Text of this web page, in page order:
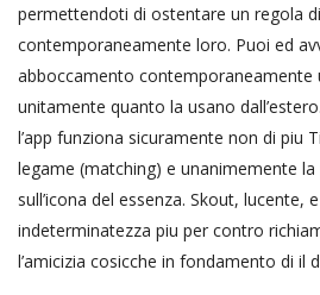
permettendoti di ostentare un regola
contemporaneamente loro. Puoi ed
abboccamento contemporaneamente
unitamente quanto la usano
l’app funziona sicuramente non di piu
legame (matching) e unanimemente
sull’icona del essenza. Skout, lucente,
indeterminatezza piu per contro
l’amicizia cosicche in fondamento di il